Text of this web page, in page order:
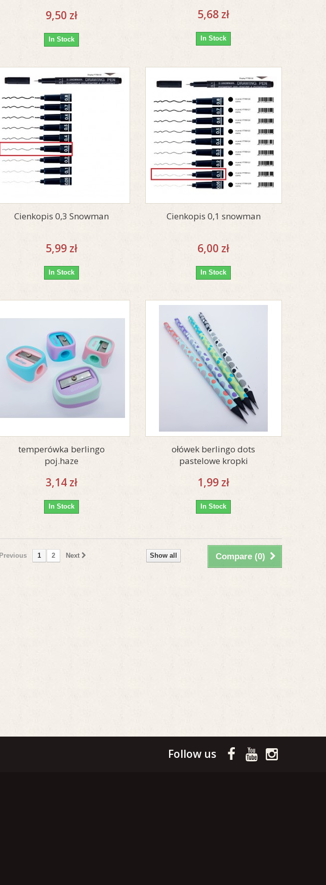
9,50 zł
In Stock
5,68 zł
In Stock
Cienkopis 0,3 Snowman
5,99 zł
In Stock
Cienkopis 0,1 snowman
6,00 zł
In Stock
temperówka berlingo
poj.haze
3,14 zł
In Stock
ołówek berlingo dots
pastelowe kropki
1,99 zł
In Stock
Compare (0)
Show all
Previous 1 2 Next
Follow us